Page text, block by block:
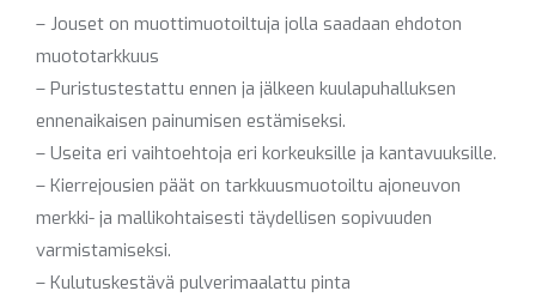
– Jouset on muottimuotoiltuja jolla saadaan ehdoton
muototarkkuus
– Puristustestattu ennen ja jälkeen kuulapuhalluksen
ennenaikaisen painumisen estämiseksi.
– Useita eri vaihtoehtoja eri korkeuksille ja kantavuuksille.
– Kierrejousien päät on tarkkuusmuotoiltu ajoneuvon
merkki- ja mallikohtaisesti täydellisen sopivuuden
varmistamiseksi.
– Kulutuskestävä pulverimaalattu pinta